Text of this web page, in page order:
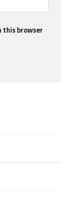
this browser